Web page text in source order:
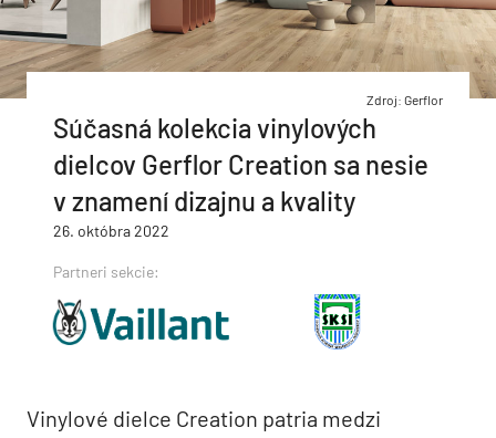
Zdroj: Gerflor
Súčasná kolekcia vinylových
dielcov Gerflor Creation sa nesie
v znamení dizajnu a kvality
26. októbra 2022
Partneri sekcie:
Vinylové dielce Creation patria medzi